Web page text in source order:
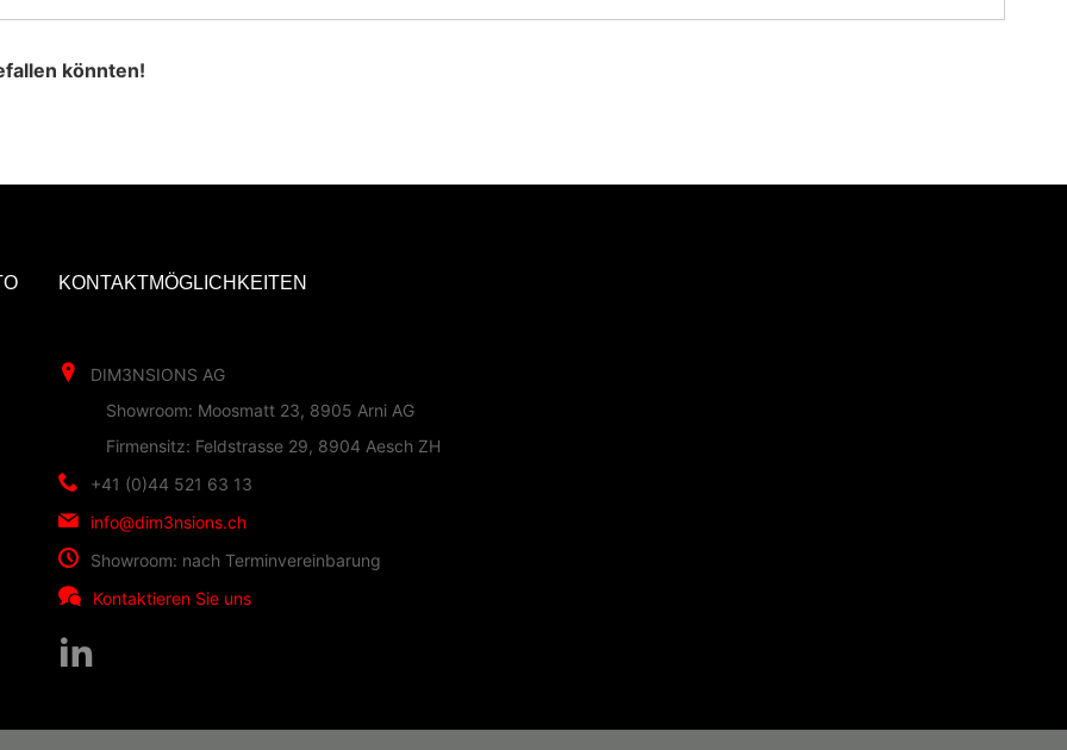
könnten!
KONTAKTMÖGLICHKEITEN
DIM3NSIONS AG
Showroom: Moosmatt 23, 8905 Arni AG
Firmensitz: Feldstrasse 29, 8904 Aesch ZH
+41 (0)44 521 63 13
info@dim3nsions.ch
Showroom: nach Terminvereinbarung
Kontaktieren Sie uns